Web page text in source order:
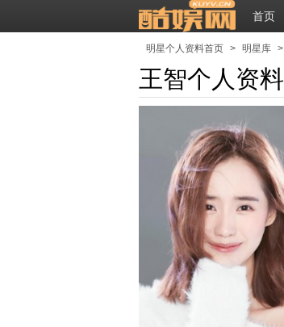
首页
明星个人资料首页 > 明星库 >
王智个人资料